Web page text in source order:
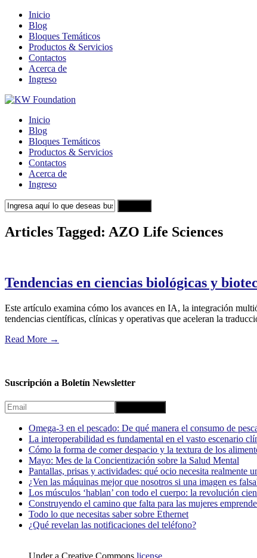
Inicio
Blog
Bloques Temáticos
Productos & Servicios
Contactos
Acerca de
Ingreso
Inicio
Blog
Bloques Temáticos
Productos & Servicios
Contactos
Acerca de
Ingreso
Articles Tagged: AZO Life Sciences
Tendencias en ciencias biológicas y
Este artículo examina cómo los avances en IA, la integración
tendencias científicas, clínicas y operativas que aceleran la
Read More →
Suscripción a Boletín Newsletter
Omega-3 en el pescado: De qué manera el consumo de
La interoperabilidad es fundamental en el vasto escenario
Cómo la forma de comer despacio y la textura de los
Mayo: Mes de la Concientización sobre la Salud Mental
Pantallas, prisas y actividades: qué ocio necesita realmente
¿Ven las máquinas mejor que nosotros si una imagen es
Los músculos ‘hablan’ con todo el cuerpo: la revolución
Construyendo el camino que falta para las mujeres
Todo lo que necesitas saber sobre Ethernet
¿Qué revelan las notificaciones del teléfono?